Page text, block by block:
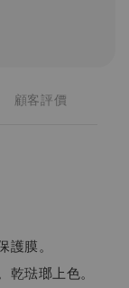
顧客評價
膜。
乾琺瑯上色。